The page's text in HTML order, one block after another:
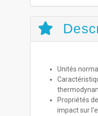
Unités
Propriétés
impact sur